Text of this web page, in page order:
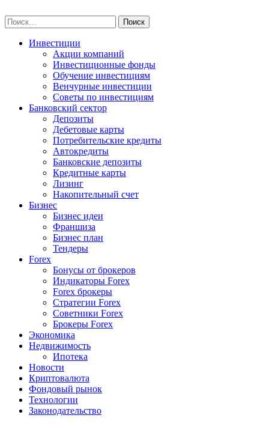
to
content
Найти:
Инвестиции
Акции компаний
Инвестиционные фонды
Обучение инвестициям
Венчурные инвестиции
Советы по инвестициям
Банковский сектор
Депозиты
Дебетовые карты
Потребительские кредиты
Автокредиты
Банковские депозиты
Кредитные карты
Лизинг
Накопительный счет
Бизнес
Бизнес идеи
Франшиза
Бизнес план
Тендеры
Forex
Бонусы от брокеров
Индикаторы Forex
Forex брокеры
Стратегии Forex
Советники Forex
Брокеры Forex
Экономика
Недвижимость
Ипотека
Новости
Криптовалюта
Фондовый рынок
Технологии
Законодательство